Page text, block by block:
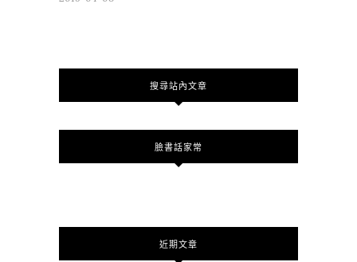
搜尋站內文章
臉書話家常
近期文章